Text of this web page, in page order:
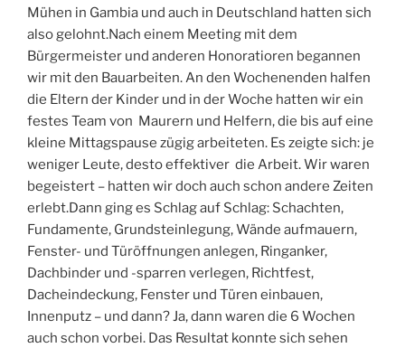
Mühen in Gambia und auch in Deutschland hatten sich
also gelohnt.Nach einem Meeting mit dem
Bürgermeister und anderen Honoratioren begannen
wir mit den Bauarbeiten. An den Wochenenden halfen
die Eltern der Kinder und in der Woche hatten wir ein
festes Team von Maurern und Helfern, die bis auf eine
kleine Mittagspause zügig arbeiteten. Es zeigte sich: je
weniger Leute, desto effektiver die Arbeit. Wir waren
begeistert – hatten wir doch auch schon andere Zeiten
erlebt.Dann ging es Schlag auf Schlag: Schachten,
Fundamente, Grundsteinlegung, Wände aufmauern,
Fenster- und Türöffnungen anlegen, Ringanker,
Dachbinder und -sparren verlegen, Richtfest,
Dacheindeckung, Fenster und Türen einbauen,
Innenputz – und dann? Ja, dann waren die 6 Wochen
auch schon vorbei. Das Resultat konnte sich sehen